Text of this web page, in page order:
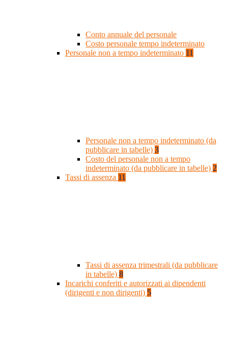
Conto annuale del personale
Costo personale tempo indeterminato
Personale non a tempo indeterminato 11
Personale non a tempo indeterminato (da
pubblicare in tabelle) 3
Costo del personale non a tempo
indeterminato (da pubblicare in tabelle) 2
Tassi di assenza 11
Tassi di assenza trimestrali (da pubblicare
in tabelle) 8
Incarichi conferiti e autorizzati ai dipendenti
(dirigenti e non dirigenti) 5